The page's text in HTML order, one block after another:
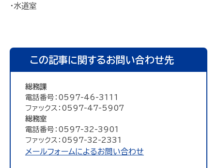
・水道室
この記事に関するお問い合わせ先
総務課
電話番号：0597-46-3111
ファックス：0597-47-5907
総務室
電話番号：0597-32-3901
ファックス：0597-32-2331
メールフォームによるお問い合わせ